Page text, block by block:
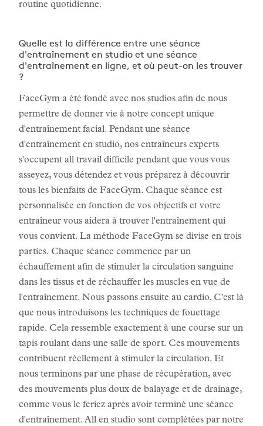
routine quotidienne.
Quelle est la différence entre une séance
d'entraînement en studio et une séance
d'entraînement en ligne, et où peut-on les trouver
?
FaceGym a été fondé avec nos studios afin de nous
permettre de donner vie à notre concept unique
d'entraînement facial. Pendant une séance
d'entraînement en studio, nos entraîneurs experts
s'occupent all travail difficile pendant que vous vous
asseyez, vous détendez et vous préparez à découvrir
tous les bienfaits de FaceGym. Chaque séance est
personnalisée en fonction de vos objectifs et votre
entraîneur vous aidera à trouver l'entraînement qui
vous convient. La méthode FaceGym se divise en trois
parties. Chaque séance commence par un
échauffement afin de stimuler la circulation sanguine
dans les tissus et de réchauffer les muscles en vue de
l'entraînement. Nous passons ensuite au cardio. C'est là
que nous introduisons les techniques de fouettage
rapide. Cela ressemble exactement à une course sur un
tapis roulant dans une salle de sport. Ces mouvements
contribuent réellement à stimuler la circulation. Et
nous terminons par une phase de récupération, avec
des mouvements plus doux de balayage et de drainage,
comme vous le feriez après avoir terminé une séance
d'entraînement. All en studio sont complétées par notre